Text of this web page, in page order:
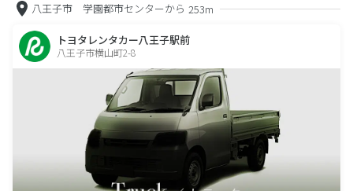
八王子市 学園都市センターから 253m
トヨタレンタカー八王子駅前
八王子市横山町2-8